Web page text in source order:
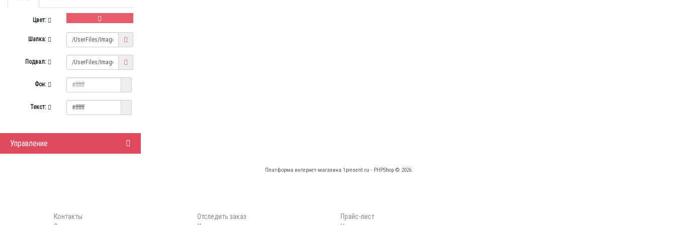
Контакты
Отследить заказ
Прайс-лист
Цвет:
Шапка:
Подвал:
Фон:
Текст:
Управление
Платформа интернет-магазина 1present.ru - PHPShop © 2026